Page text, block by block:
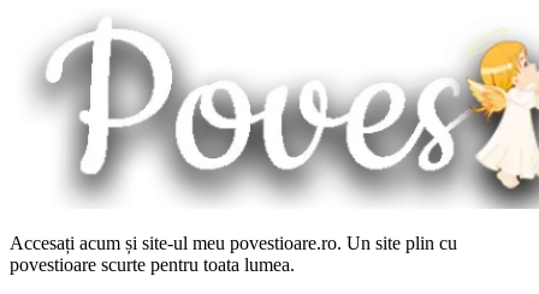
Accesați acum și site-ul meu povestioare.ro. Un site plin cu
povestioare scurte pentru toata lumea.